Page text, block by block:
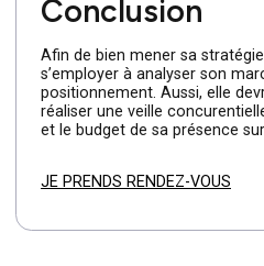
digitalisation d’une
très vite se poser la
circonscrire le champ des
Il faudra donc penser à
résidence, à sa CSP
Autant de critères qui